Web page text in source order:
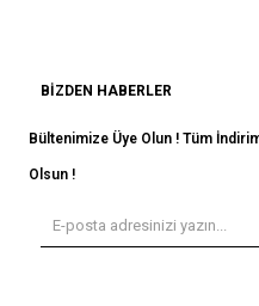
BIZDEN HABERLER
Bültenimize Üye Olun ! Tüm
Olsun !